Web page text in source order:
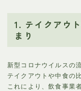
1. テイクアウ
まり
新型コロナウイルスの
テイクアウトや中食の
これにより、飲食事業